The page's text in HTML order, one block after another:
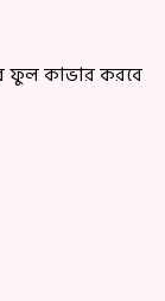
ফুল কাভার করবে